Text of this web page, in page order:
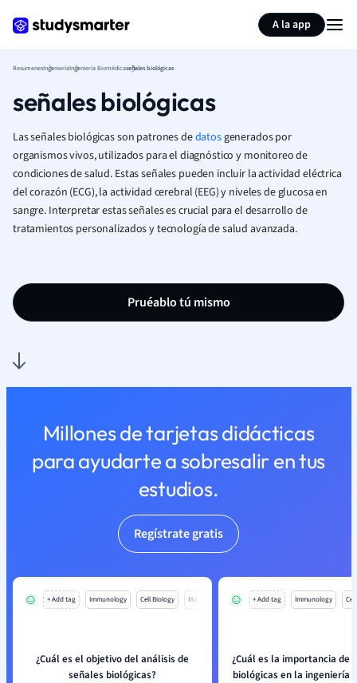
A la app
ResumenesIngenieríaIngeniería Biomédicaseñales biológicas
señales biológicas
Las señales biológicas son patrones dedatosgenerados por
organismos vivos, utilizados para el diagnóstico y monitoreo de
condiciones de salud. Estas señales pueden incluir la actividad eléctrica
del corazón (ECG), la actividad cerebral (EEG) y niveles de glucosa en
sangre. Interpretar estas señales es crucial para el desarrollo de
tratamientos personalizados y tecnología de salud avanzada.
Pruéablo tú mismo
Millones de tarjetas didácticas
para ayudarte a sobresalir en tus
estudios.
Regístrate gratis
+ Add tag Immunology Cell Biology Mo
¿Cuál es el objetivo del análisis de
señales biológicas?
+ Add tag Immunology
¿Cuál es la importancia de
biológicas en la ingeniería
Resumir página